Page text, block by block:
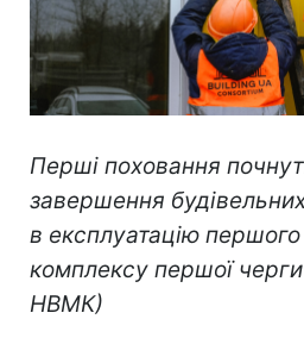
Перші поховання
завершення
в експлуатацію
комплексу першої черги
НВМК)